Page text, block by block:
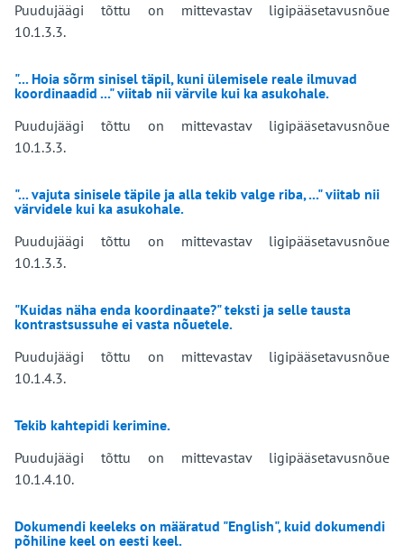
Puudujäägi tõttu on mittevastav ligipääsetavusnõue
10.1.3.3.
"... Hoia sõrm sinisel täpil, kuni ülemisele reale ilmuvad
koordinaadid ..." viitab nii värvile kui ka asukohale.
Puudujäägi tõttu on mittevastav ligipääsetavusnõue
10.1.3.3.
"... vajuta sinisele täpile ja alla tekib valge riba, ..." viitab nii
värvidele kui ka asukohale.
Puudujäägi tõttu on mittevastav ligipääsetavusnõue
10.1.3.3.
"Kuidas näha enda koordinaate?" teksti ja selle tausta
kontrastsussuhe ei vasta nõuetele.
Puudujäägi tõttu on mittevastav ligipääsetavusnõue
10.1.4.3.
Tekib kahtepidi kerimine.
Puudujäägi tõttu on mittevastav ligipääsetavusnõue
10.1.4.10.
Dokumendi keeleks on määratud "English", kuid dokumendi
põhiline keel on eesti keel.